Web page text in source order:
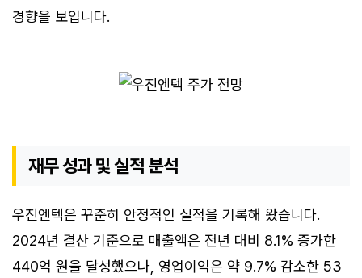
경향을 보입니다.
재무 성과 및 실적 분석
우진엔텍은 꾸준히 안정적인 실적을 기록해 왔습니다.
2024년 결산 기준으로 매출액은 전년 대비 8.1% 증가한
440억 원을 달성했으나, 영업이익은 약 9.7% 감소한 53